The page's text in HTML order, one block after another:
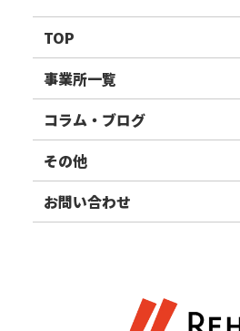
TOP
リハスワーク
リハスファーム
事業所一覧
関東エリア
東北エリア
甲信越エリア
コラム・ブログ
事業所ブログ
ご利用者様の声
その他
お知らせ
お問い合わせ